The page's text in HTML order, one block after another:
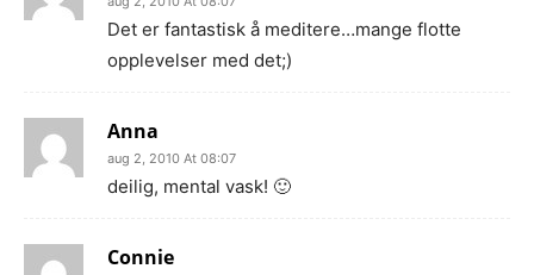
Det er fantastisk å meditere…mange flotte
opplevelser med det;)
Anna
aug 2, 2010 At 08:07
deilig, mental vask! 🙂
Connie